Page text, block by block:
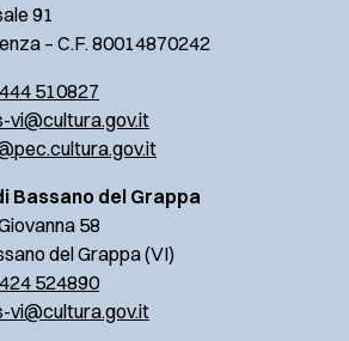
91
– C.F. 80014870242
510827
vi@cultura.gov.it
Bassano del Grappa
58
del Grappa (VI)
524890
vi@cultura.gov.it